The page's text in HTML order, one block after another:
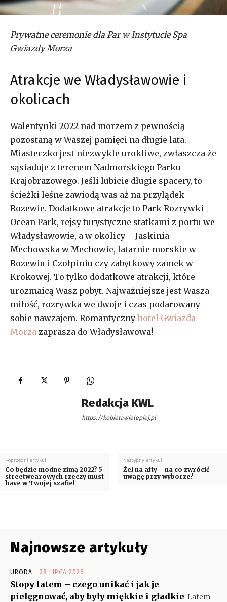
Prywatne ceremonie dla Par w Instytucie Spa
Gwiazdy Morza
Atrakcje we Władysławowie i
okolicach
Walentynki 2022 nad morzem z pewnością
pozostaną w Waszej pamięci na długie lata.
Miasteczko jest niezwykle urokliwe, zwłaszcza że
sąsiaduje z terenem Nadmorskiego Parku
Krajobrazowego. Jeśli lubicie długie spacery, to
ścieżki leśne zawiodą was aż na przylądek
Rozewie. Dodatkowe atrakcje to Park Rozrywki
Ocean Park, rejsy turystyczne statkami z portu we
Władysławowie, a w okolicy – Jaskinia
Mechowska w Mechowie, latarnie morskie w
Rozewiu i Czołpiniu czy zabytkowy zamek w
Krokowej. To tylko dodatkowe atrakcji, które
urozmaicą Wasz pobyt. Najważniejsze jest Wasza
miłość, rozrywka we dwoje i czas podarowany
sobie nawzajem. Romantyczny hotel Gwiazda
Morza zaprasza do Władysławowa!
Redakcja KWL
https://kobietawielepiej.pl
Poprzedni artykuł
Co będzie modne zimą 2022? 5
streetwearowych rzeczy must
have w Twojej szafie!
Następny artykuł
Żel na afty – na co zwrócić
uwagę przy wyborze?
Najnowsze artykuły
URODA 28 LIPCA 2026
Stopy latem – czego unikać i jak je
pielęgnować, aby były miękkie i gładkie Latem